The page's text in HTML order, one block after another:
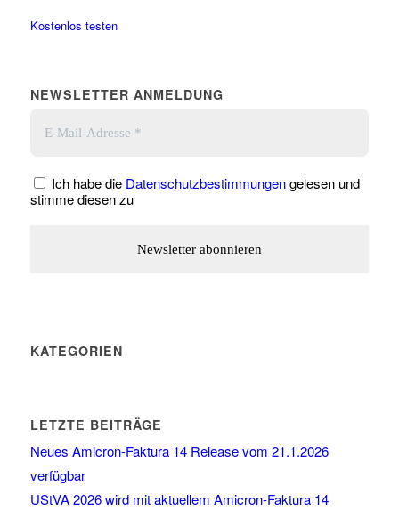
Kostenlos testen
NEWSLETTER ANMELDUNG
Ich habe die Datenschutzbestimmungengelesen und
stimme diesen zu
KATEGORIEN
LETZTE BEITRÄGE
Neues Amicron-Faktura 14 Release vom 21.1.2026
verfügbar
UStVA 2026 wird mit aktuellem Amicron-Faktura 14